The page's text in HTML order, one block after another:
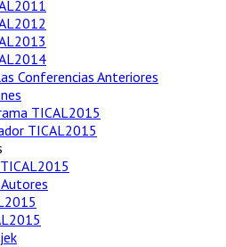
Conferencias Anteriores
TICAL2015
TICAL2015